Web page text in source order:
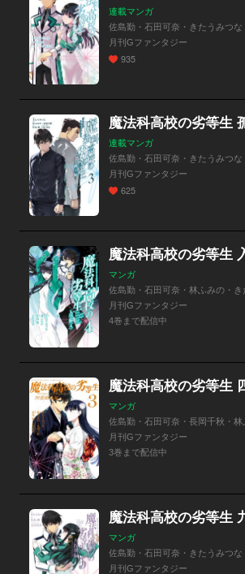
連載マンガ
佐島勤・石田可奈・きたうみつな
月刊Gファンタジー
935
魔法科高校の劣等生
連載マンガ
佐島勤・石田可奈・きたうみつ
月刊Gファンタジー
625
魔法科高校の劣等生
マンガ
佐島勤・石田可奈・林ふみの・き
月刊Gファンタジー
4巻まで配信中
魔法科高校の劣等生
マンガ
佐島勤・石田可奈・長岡千秋・
月刊Gファンタジー
3巻まで配信中
魔法科高校の劣等生
マンガ
佐島勤・石田可奈・きたうみつな
月刊Gファンタジー